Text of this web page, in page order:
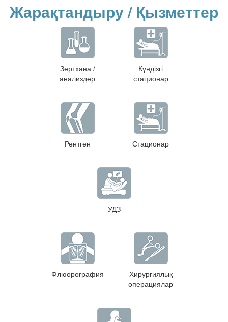
Жарақтандыру / Қызметтер
Зертхана /
анализдер
Күндізгі
стационар
Рентген Стационар
УДЗ
Флюорография
Хирургиялық
операциялар